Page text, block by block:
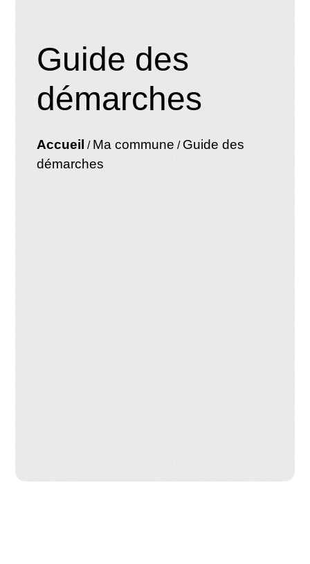
Guide des
démarches
Accueil / Ma commune / Guide des
démarches